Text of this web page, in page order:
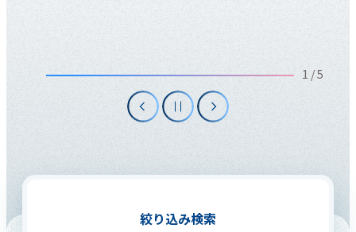
1 / 5
絞り込み検索